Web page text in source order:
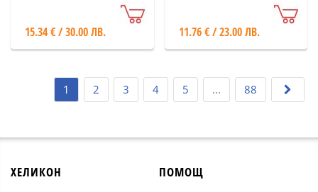
15.34 € / 30.00 ЛВ. 11.76 € / 23.00 ЛВ.
1 2 3 4 5 ... 88
ХЕЛИКОН ПОМОЩ